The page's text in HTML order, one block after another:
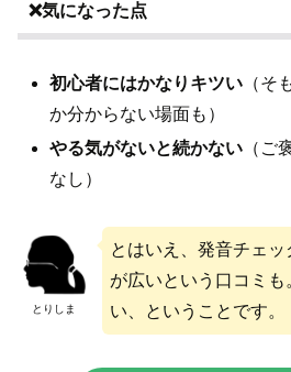
❌気になった点
初心者にはかなりキツい （そ
か分からない場面も）
やる気がないと続かない （ご
なし）
とりしま
とはいえ、発音チェ
が広いという口コミ
い、ということです。